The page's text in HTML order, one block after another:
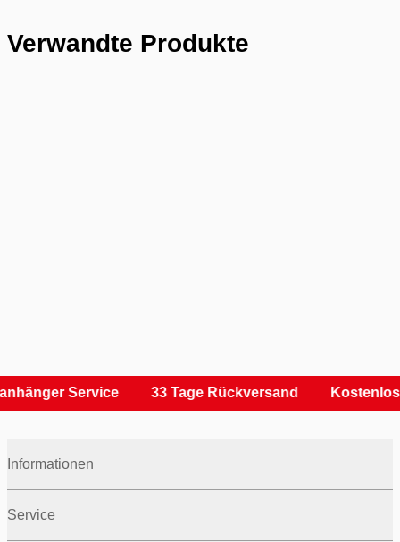
Verwandte Produkte
Service 33 Tage Rückversand
Informationen
Service